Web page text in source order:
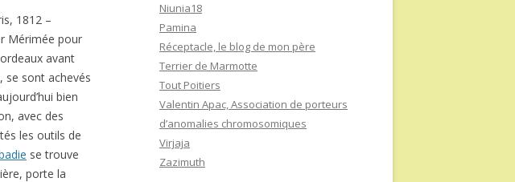
1812 –
Mérimée pour
avant
se sont achevés
bien
avec des
les outils de
se trouve
porte la
Niunia18
Pamina
Réceptacle, le blog de mon père
Terrier de Marmotte
Tout Poitiers
Valentin Apac, Association de porteurs
d’anomalies chromosomiques
Virjaja
Zazimuth